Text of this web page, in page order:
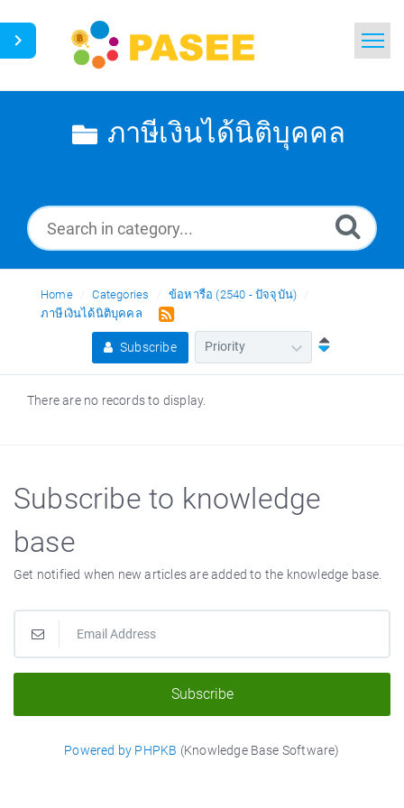
Search
Glossary
Thai
ภาษีเงินได้นิติบุคคล
Home Categories
ข้อหารือ (2540 - ปัจจุบัน)
ภาษีเงินได้นิติบุคคล
Subscribe
There are no records to display.
Subscribe to knowledge
base
Get notified when new articles are added to the knowledge base.
Subscribe
Powered by PHPKB (Knowledge Base Software)